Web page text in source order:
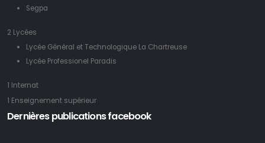
Segpa
2 Lycées
Lycée Général et Technologique La Chartreuse
Lycée Professionel Paradis
1 Internat
1 Enseignement supérieur
Dernières publications facebook